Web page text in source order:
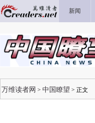
新闻
万维读者网 > 中国瞭望 > 正文